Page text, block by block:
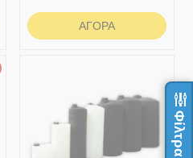
Φίλτρα
ΑΓΟΡΆ